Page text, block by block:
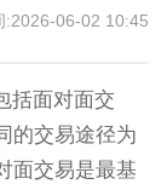
:2026-06-02 10:45
括面对面交
的交易途径为
面交易是最基